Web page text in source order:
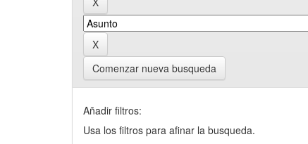
Comenzar nueva busqueda
Añadir filtros:
Usa los filtros para afinar la busqueda.